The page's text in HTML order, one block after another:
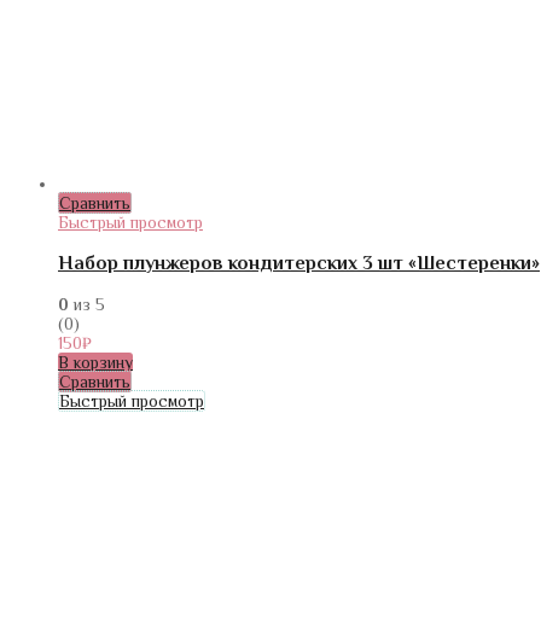
Сравнить
Быстрый просмотр
Набор плунжеров кондитерских 3 шт «Шестеренки»
0 из 5
(0)
150₽
В корзину
Сравнить
Быстрый просмотр